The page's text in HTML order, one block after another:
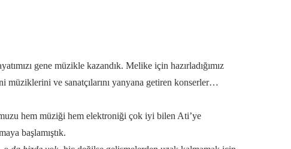
gene müzikle kazandık. Melike için hazırladığımız
ve sanatçılarını yanyana getiren konserler…
hem müziği hem elektroniği çok iyi bilen Ati’ye
başlamıştık.